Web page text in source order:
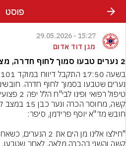
פוסט
15:27 - 29.05.2026
מגן דוד אדום
2 נערים טבעו סמוך לחוף חדרה, מצבם קשה וקל
קשה, מחוסר הכרה ונער כבן 15 במצב קל.